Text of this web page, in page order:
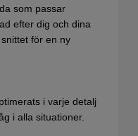
som passar
efter dig och dina
för en ny
i varje detalj
i alla situationer.